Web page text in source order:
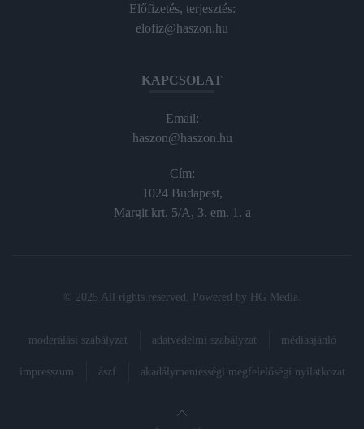
Előfizetés, terjesztés:
elofiz@haszon.hu
KAPCSOLAT
Email:
haszon@haszon.hu
Cím:
1024 Budapest,
Margit krt. 5/A, 3. em. 1. a
© 2025 All rights reserved. Powered by HG Media
moderálási szabályzat adatvédelmi szabályzat médiaajánló
impresszum ászf akadálymentességi megfelelőségi nyilatkozat